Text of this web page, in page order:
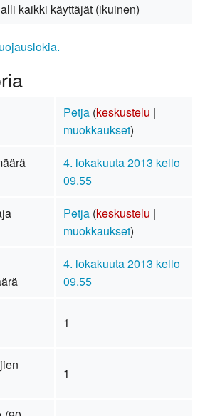
kaikki käyttäjät (ikuinen)
Petja (keskustelu |
muokkaukset)
4. lokakuuta 2013 kello
09.55
Petja (keskustelu |
muokkaukset)
4. lokakuuta 2013 kello
09.55
1
1